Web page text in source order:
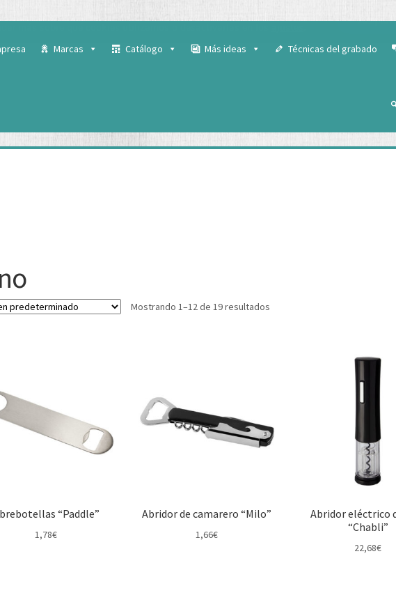
Marcas Catálogo Más ideas Técnicas del grabado
Mostrando 1–12 de 19 resultados
“Paddle”
1,78€
Abridor de camarero “Milo”
1,66€
Abridor eléctrico
“Chabli”
22,68€
Aceptar